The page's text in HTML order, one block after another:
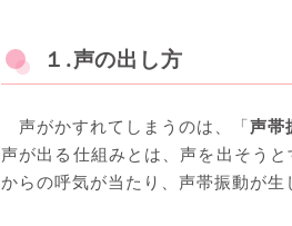
１.声の出し方
声がかすれてしまうのは、「声帯
声が出る仕組みとは、声を出そう
からの呼気が当たり、声帯振動が生